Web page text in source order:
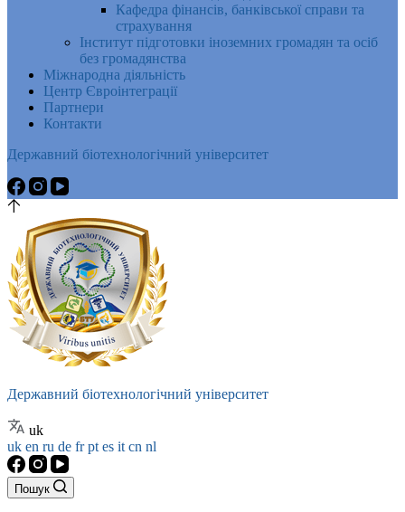
Кафедра фінансів, банківської справи та
страхування
Інститут підготовки іноземних громадян та осіб
без громадянства
Міжнародна діяльність
Центр Євроінтеграції
Партнери
Контакти
Державний біотехнологічний університет
Державний біотехнологічний університет
uk
uk en ru de frpt es it cn nl
Пошук